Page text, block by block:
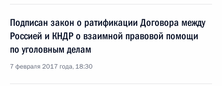
Подписан закон о ратификации Договора между
Россией и КНДР о взаимной правовой помощи
по уголовным делам
7 февраля 2017 года, 18:30